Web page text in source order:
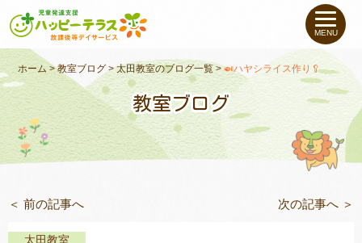
私たちについて
未就学のお子さま（０〜６才）
小学生〜高校生のお子さま
支援事例
MENU
ホーム >教室ブログ>太田教室のブログ一覧>🍛ハヤシライス作り🥄
教室ブログ
＜ 前の記事へ 次の記事へ ＞
太田教室